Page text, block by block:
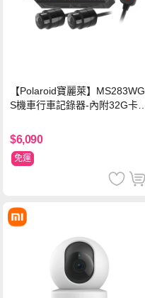
【Polaroid寶麗萊】MS283WG
S機車行車記錄器-內附32G卡
$6,090
免運